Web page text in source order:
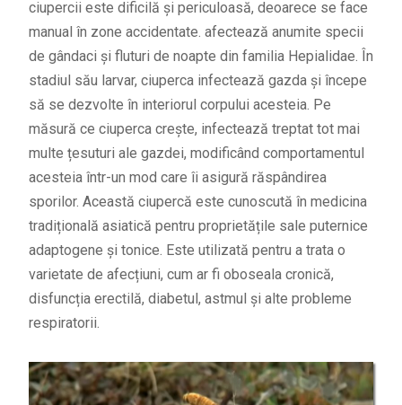
ciupercii este dificilă și periculoasă, deoarece se face
manual în zone accidentate. afectează anumite specii
de gândaci și fluturi de noapte din familia Hepialidae. În
stadiul său larvar, ciuperca infectează gazda și începe
să se dezvolte în interiorul corpului acesteia. Pe
măsură ce ciuperca crește, infectează treptat tot mai
multe țesuturi ale gazdei, modificând comportamentul
acesteia într-un mod care îi asigură răspândirea
sporilor. Această ciupercă este cunoscută în medicina
tradițională asiatică pentru proprietățile sale puternice
adaptogene și tonice. Este utilizată pentru a trata o
varietate de afecțiuni, cum ar fi oboseala cronică,
disfuncția erectilă, diabetul, astmul și alte probleme
respiratorii.